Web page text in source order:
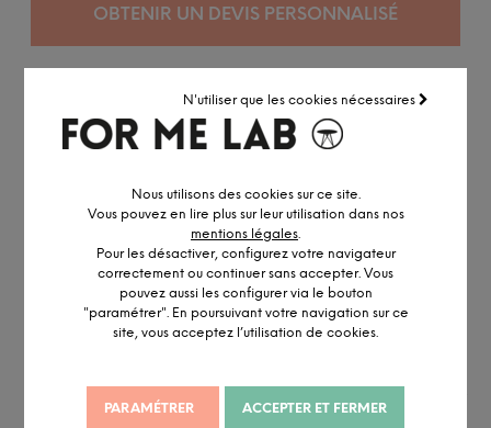
N'utiliser que les cookies nécessaires
Nous utilisons des cookies sur ce site.
Vous pouvez en lire plus sur leur utilisation dans nos
mentions légales.
Pour les désactiver, configurez votre navigateur
correctement ou continuer sans accepter. Vous
pouvez aussi les configurer via le bouton
"paramétrer". En poursuivant votre navigation sur ce
site, vous acceptez l’utilisation de cookies.
PARAMÉTRER ACCEPTER ET FERMER
OBTENIR UN DEVIS PERSONNALISÉ
Personnalisée à la demande
Expédition sous 10 à 14 semaines
Accédez à notreservice pro
DESCRIPTION DÉTAILLÉE
Optez pour le confort de la banquette Neo. Soyez original et
laissez place aux bancs pour accompagner vos tables à